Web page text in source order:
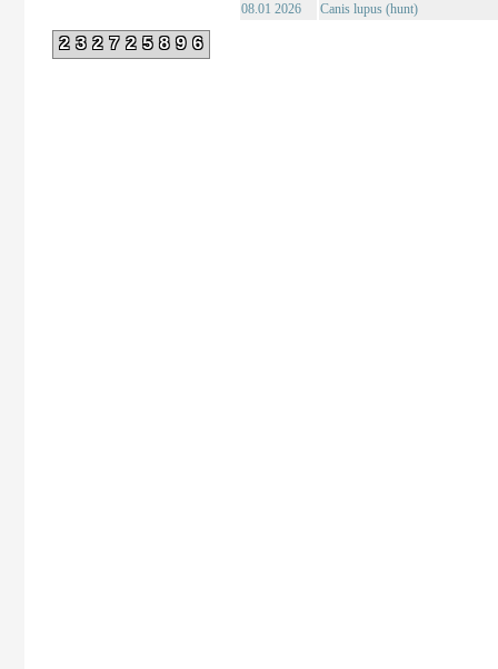
232725896
08.01 2026
Canis lupus (hunt)